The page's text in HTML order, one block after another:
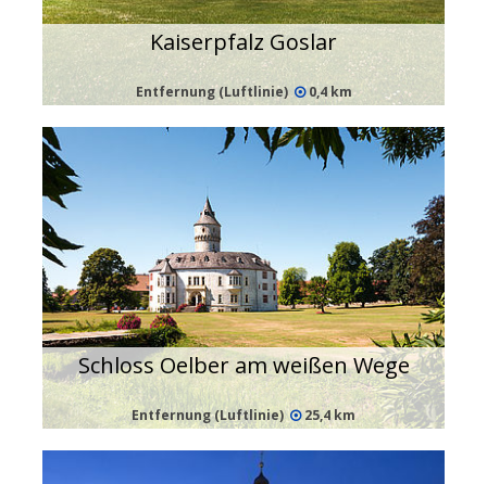
Kaiserpfalz Goslar
Entfernung (Luftlinie) 0,4 km
Schloss Oelber am weißen Wege
Entfernung (Luftlinie) 25,4 km